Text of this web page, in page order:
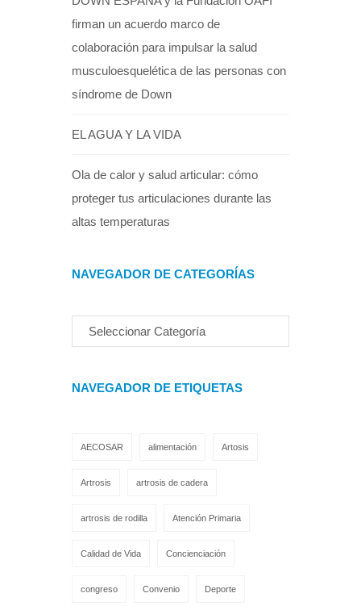
firman un acuerdo marco de
colaboración para impulsar la salud
musculoesquelética de las personas con
síndrome de Down
EL AGUA Y LA VIDA
Ola de calor y salud articular: cómo
proteger tus articulaciones durante las
altas temperaturas
NAVEGADOR DE CATEGORÍAS
NAVEGADOR DE ETIQUETAS
AECOSAR alimentación Artosis
Artrosis artrosis de cadera
artrosis de rodilla Atención Primaria
Calidad de Vida Concienciación
congreso Convenio Deporte